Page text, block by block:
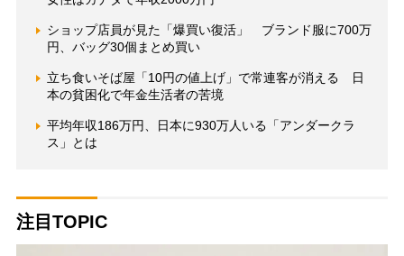
ショップ店員が見た「爆買い復活」 ブランド服に700万
円、バッグ30個まとめ買い
立ち食いそば屋「10円の値上げ」で常連客が消える 日
本の貧困化で年金生活者の苦境
平均年収186万円、日本に930万人いる「アンダークラ
ス」とは
注目TOPIC